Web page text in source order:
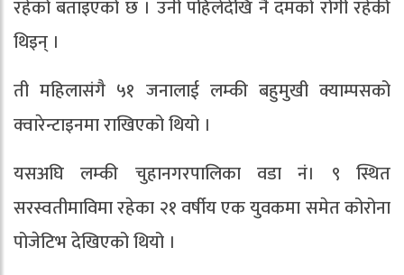
रहेको बताइएको छ । उनी पहिलेदेखि नै दमको रोगी रहेकी
थिइन् ।
ती महिलासंगै ५१ जनालाई लम्की बहुमुखी क्याम्पसको
क्वारेन्टाइनमा राखिएको थियो ।
यसअघि लम्की चुहानगरपालिका वडा नं। ९ स्थित
सरस्वतीमाविमा रहेका २१ वर्षीय एक युवकमा समेत कोरोना
पोजेटिभ देखिएको थियो ।